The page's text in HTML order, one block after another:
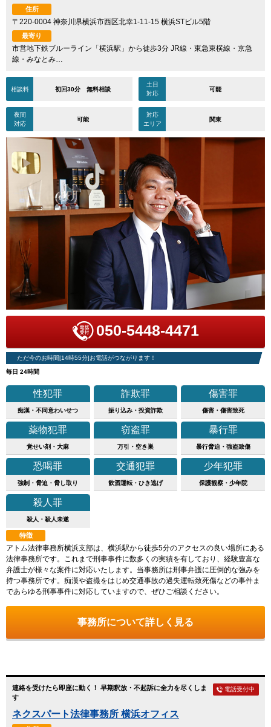
住所
〒220-0004 神奈川県横浜市西区北幸1-11-15 横浜STビル5階
最寄り
市営地下鉄ブルーライン「横浜駅」から徒歩3分 JR線・東急東横線・京急
線・みなとみ…
相談料 初回30分 無料相談
土日
対応
可能
夜間
対応
可能
対応
エリア
関東
050-5448-4471
ただ今のお時間[14時55分]お電話がつながります！
毎日 24時間
性犯罪
痴漢・不同意わいせつ
詐欺罪
振り込み・投資詐欺
傷害罪
傷害・傷害致死
薬物犯罪
覚せい剤・大麻
窃盗罪
万引・空き巣
暴行罪
暴行脅迫・強盗致傷
恐喝罪
強制・脅迫・脅し取り
交通犯罪
飲酒運転・ひき逃げ
少年犯罪
保護観察・少年院
殺人罪
殺人・殺人未遂
特徴
アトム法律事務所横浜支部は、横浜駅から徒歩5分のアクセスの良い場所にある
法律事務所です。これまで刑事事件に数多くの実績を有しており、経験豊富な
弁護士が様々な案件に対応いたします。当事務所は刑事弁護に圧倒的な強みを
持つ事務所です。痴漢や盗撮をはじめ交通事故の過失運転致死傷などの事件ま
であらゆる刑事事件に対応していますので、ぜひご相談ください。
事務所について詳しく見る
連絡を受けたら即座に動く！ 早期釈放・不起訴に全力を尽くしま
す
ネクスパート法律事務所 横浜オフィス
電話受付中